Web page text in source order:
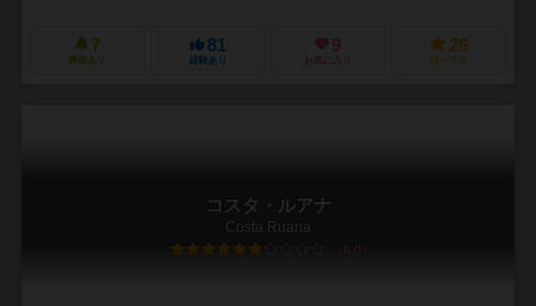
7
興味あり
81
経験あり
9
お気に入り
26
持ってる
コスタ・ルアナ
Costa Ruana
6.0